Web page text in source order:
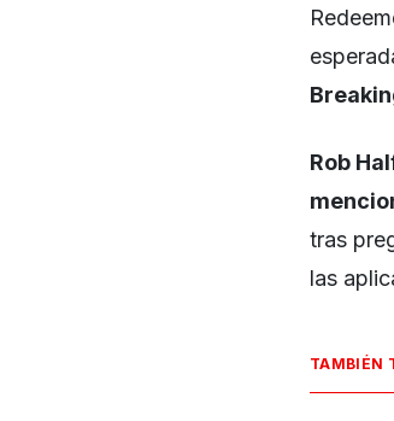
Rob
tras
las
TAMBIÉN